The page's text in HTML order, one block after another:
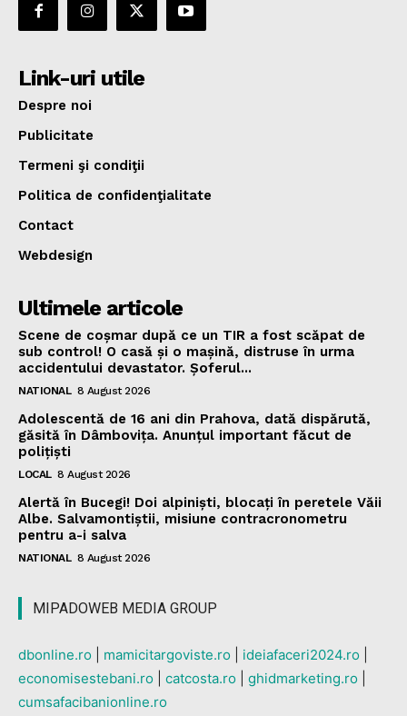
Link-uri utile
Despre noi
Publicitate
Termeni şi condiţii
Politica de confidenţialitate
Contact
Webdesign
Ultimele articole
Scene de coșmar după ce un TIR a fost scăpat de
sub control! O casă și o mașină, distruse în urma
accidentului devastator. Șoferul...
NATIONAL 8 August 2026
Adolescentă de 16 ani din Prahova, dată dispărută,
găsită în Dâmbovița. Anunțul important făcut de
polițiști
LOCAL 8 August 2026
Alertă în Bucegi! Doi alpiniști, blocați în peretele Văii
Albe. Salvamontiștii, misiune contracronometru
pentru a-i salva
NATIONAL 8 August 2026
MIPADOWEB MEDIA GROUP
dbonline.ro mamicitargoviste.ro ideiafaceri2024.ro
economisestebani.ro
catcosta.ro ghidmarketing.ro
cumsafacibanionline.ro